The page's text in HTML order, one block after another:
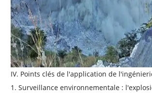
IV. Points clés de l'application de
1. Surveillance environnementale :